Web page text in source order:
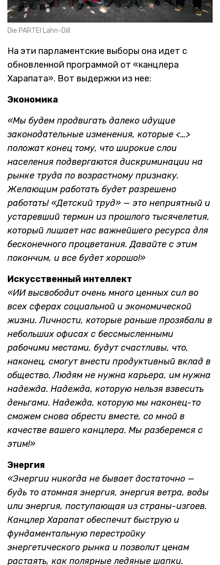
Die PARTEI Lahn-Dill
На эти парламентские выборы она идет с
обновленной программой от «канцлера
Харапата». Вот выдержки из нее:
Экономика
«Мы будем продвигать далеко идущие
законодательные изменения, которые <…>
положат конец тому, что широкие слои
населения подвергаются дискриминации на
рынке труда по возрастному признаку.
Желающим работать будет разрешено
работать! «Детский труд» — это неприятный и
устаревший термин из прошлого тысячелетия,
который лишает нас важнейшего ресурса для
бесконечного процветания. Давайте с этим
покончим, и все будет хорошо!»
Искусственный интеллект
«ИИ высвободит очень много ценных сил во
всех сферах социальной и экономической
жизни. Личности, которые раньше прозябали в
небольших офисах с бессмысленными
рабочими местами, будут счастливы, что,
наконец, смогут внести продуктивный вклад в
общество. Людям не нужна карьера, им нужна
надежда. Надежда, которую нельзя взвесить
деньгами. Надежда, которую мы наконец-то
сможем снова обрести вместе, со мной в
качестве вашего канцлера. Мы разберемся с
этим!»
Энергия
«Энергии никогда не бывает достаточно —
будь то атомная энергия, энергия ветра, воды
или энергия, поступающая из страны-изгоев.
Канцлер Харапат обеспечит быструю и
фундаментальную перестройку
энергетического рынка и позволит ценам
растаять, как полярные ледяные шапки.